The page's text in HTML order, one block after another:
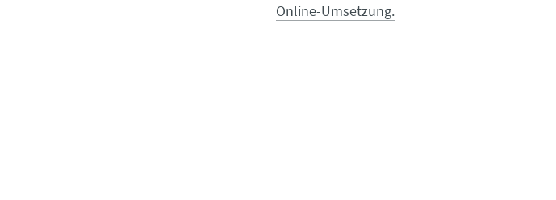
Online-Umsetzung.